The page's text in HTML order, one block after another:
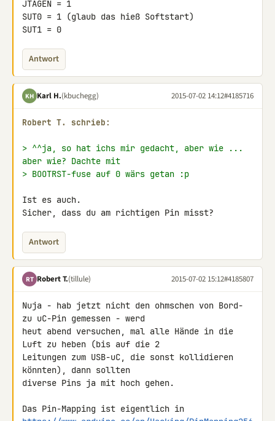
JTAGEN = 1
SUT0 = 1 (glaub das hieß Softstart)
SUT1 = 0
Antwort
KH Karl H.(kbuchegg) 2015-07-02 14:12#4185716
Robert T. schrieb:
> ^^ja, so hat ichs mir gedacht, aber wie ...
aber wie? Dachte mit
> BOOTRST-fuse auf 0 wärs getan :p
Ist es auch.
Sicher, dass du am richtigen Pin misst?
Antwort
RT Robert T.(tillule) 2015-07-02 15:12#4185807
Nuja - hab jetzt nicht den ohmschen von Bord-
zu uC-Pin gemessen - werd
heut abend versuchen, mal alle Hände in die
Luft zu heben (bis auf die 2
Leitungen zum USB-uC, die sonst kollidieren
könnten), dann sollten
diverse Pins ja mit hoch gehen.